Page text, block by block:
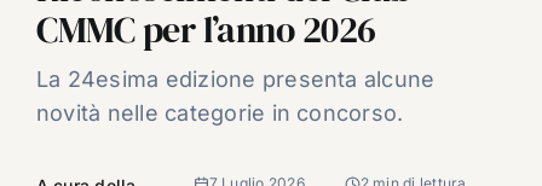
EVENTI
CHI SIAMO
CMMC per l’anno 2026
La 24esima edizione presenta alcune
novità nelle categorie in concorso.